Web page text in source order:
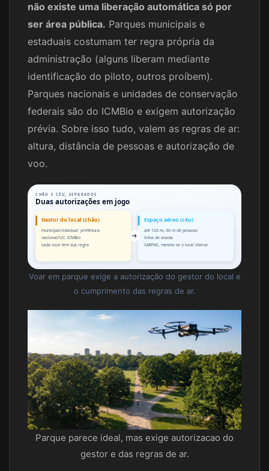
não existe uma liberação automática só por
ser área pública. Parques municipais e
estaduais costumam ter regra própria da
administração (alguns liberam mediante
identificação do piloto, outros proíbem).
Parques nacionais e unidades de conservação
federais são do ICMBio e exigem autorização
prévia. Sobre isso tudo, valem as regras de ar:
altura, distância de pessoas e autorização de
voo.
CHÃO E CÉU, SEPARADOS
Duas autorizações em jogo
Gestor do local (chão)
municipal/estadual: prefeitura
nacional/UC: ICMBio
cada local tem sua regra
Espaço aéreo (céu)
até 120 m, 30 m de pessoas
linha de visada
SARPAS, mesmo se o local liberar
Voar em parque exige a autorização do gestor do local e
o cumprimento das regras de ar.
Parque parece ideal, mas exige autorizacao do
gestor e das regras de ar.